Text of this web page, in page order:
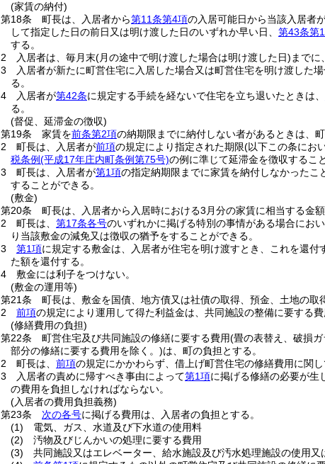
(家賃の納付)
第18条
町長は、入居者から第11条第4項の入居可能日から当該入居者
して指定した日の前日又は明け渡した日のいずれか早い日、 第43条第
する。
2
入居者は、毎月末(月の途中で明け渡した場合は明け渡した日) までに
3
入居者が新たに町営住宅に入居した場合又は町営住宅を明け渡した
る。
4
入居者が第42条に規定する手続を経ないで住宅を立ち退いたときは、
る。
(督促、延滞金の徴収)
第19条
家賃を前条第2項の納期限までに納付しない者があるときは、
2
町長は、入居者が前項の規定により指定された期限(以下この条にお
税条例(平成17年庄内町条例第75号)の例に準じて延滞金を徴収するこ
3
町長は、入居者が第1項の指定納期限までに家賃を納付しなかったこ
することができる。
(敷金)
第20条
町長は、入居者から入居時における3月分の家賃に相当する金
2
町長は、 第17条各号のいずれかに掲げる特別の事情がある場合にお
り当該敷金の減免又は徴収の猶予をすることができる。
3
第1項に規定する敷金は、入居者が住宅を明け渡すとき、これを還付
た額を還付する。
4
敷金には利子をつけない。
(敷金の運用等)
第21条
町長は、敷金を国債、地方債又は社債の取得、預金、土地の取
2
前項の規定により運用して得た利益金は、共同施設の整備に要する
(修繕費用の負担)
第22条
町営住宅及び共同施設の修繕に要する費用(畳の表替え、破損
部分の修繕に要する費用を除く。)は、町の負担とする。
2
町長は、 前項の規定にかかわらず、借上げ町営住宅の修繕費用に関し
3
入居者の責めに帰すべき事由によって第1項に掲げる修繕の必要が生
の費用を負担しなければならない。
(入居者の費用負担義務)
第23条
次の各号に掲げる費用は、入居者の負担とする。
(1)
電気、ガス、水道及び下水道の使用料
(2)
汚物及びじんかいの処理に要する費用
(3)
共同施設又はエレベーター、給水施設及び汚水処理施設の使用又